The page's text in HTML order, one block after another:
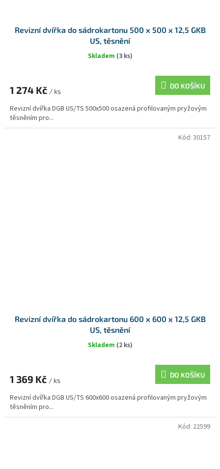
Revizní dvířka do sádrokartonu 500 x 500 x 12,5 GKB
US, těsnění
Skladem (3 ks)
1 274 Kč / ks
DO KOŠÍKU
Revizní dvířka DGB US/TS 500x500 osazená profilovaným pryžovým
těsněním pro...
Revizní dvířka do sádrokartonu 600 x 600 x 12,5 GKB
US, těsnění
Skladem (2 ks)
1 369 Kč / ks
DO KOŠÍKU
Revizní dvířka DGB US/TS 600x600 osazená profilovaným pryžovým
těsněním pro...
Kód: 30157
Kód: 22599